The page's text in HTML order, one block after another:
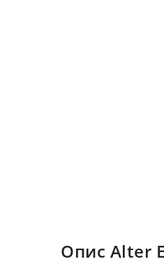
Опис Alter